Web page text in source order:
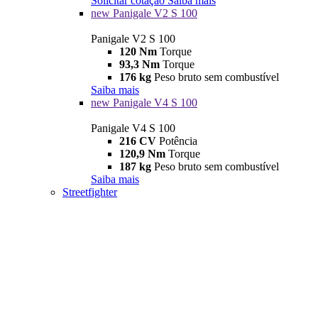
new Panigale V2 S 100
Panigale V2 S 100
120 Nm Torque
93,3 Nm Torque
176 kg Peso bruto sem combustível
Saiba mais
new Panigale V4 S 100
Panigale V4 S 100
216 CV Potência
120,9 Nm Torque
187 kg Peso bruto sem combustível
Saiba mais
Streetfighter